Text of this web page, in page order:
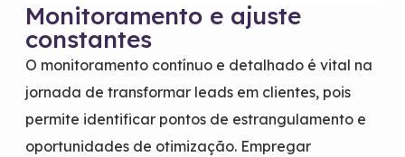
Monitoramento e ajuste
constantes
O monitoramento contínuo e detalhado é vital na
jornada de transformar leads em clientes, pois
permite identificar pontos de estrangulamento e
oportunidades de otimização. Empregar